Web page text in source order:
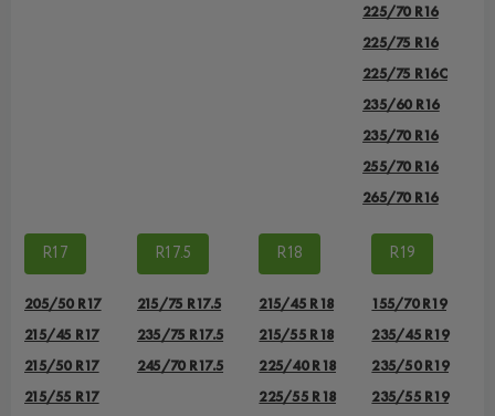
225/70 R16
225/75 R16
225/75 R16С
235/60 R16
235/70 R16
255/70 R16
265/70 R16
R17
205/50 R17
215/45 R17
215/50 R17
215/55 R17
R17.5
215/75 R17.5
235/75 R17.5
245/70 R17.5
R18
215/45 R18
215/55 R18
225/40 R18
225/55 R18
R19
155/70 R19
235/45 R19
235/50 R19
235/55 R19